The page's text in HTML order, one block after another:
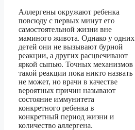
Аллергены окружают ребенка
повсюду с первых минут его
самостоятельной жизни вне
маминого живота. Однако у одних
детей они не вызывают бурной
реакции, а других расцвечивают
яркой сыпью. Точных механизмов
такой реакции пока никто назвать
не может, но врачи в качестве
вероятных причин называют
состояние иммунитета
конкретного ребенка в
конкретный период жизни и
количество аллергена.